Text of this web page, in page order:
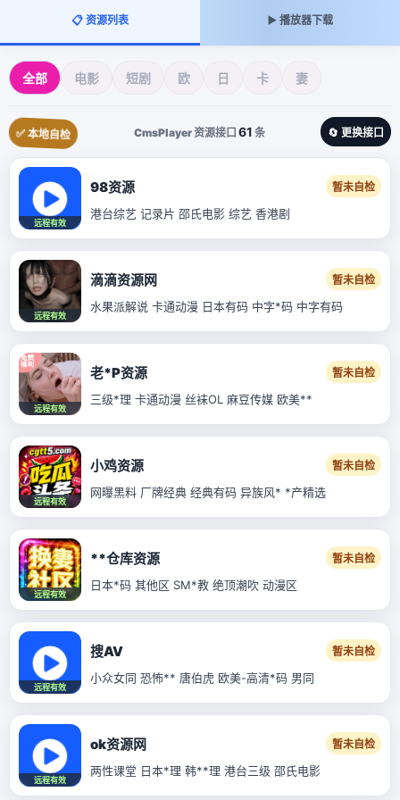
📋 资源列表 ▶️ 播放器下载
全部 电影 短剧 欧 日 卡 妻
✅ 本地自检 CmsPlayer 资源接口 61 条 🔄 更换接口
远程有效
98资源 暂未自检
港台综艺 记录片 邵氏电影 综艺 香港剧
远程有效
滴滴资源网 暂未自检
水果派解说 卡通动漫 日本有码 中字*码 中字有码
远程有效
老*P资源 暂未自检
三级*理 卡通动漫 丝袜OL 麻豆传媒 欧美**
远程有效
小鸡资源 暂未自检
网曝黑料 厂牌经典 经典有码 异族风* *产精选
远程有效
**仓库资源 暂未自检
日本*码 其他区 SM*教 绝顶潮吹 动漫区
远程有效
搜AV 暂未自检
小众女同 恐怖** 唐伯虎 欧美-高清*码 男同
远程有效
ok资源网 暂未自检
两性课堂 日本*理 韩**理 港台三级 邵氏电影